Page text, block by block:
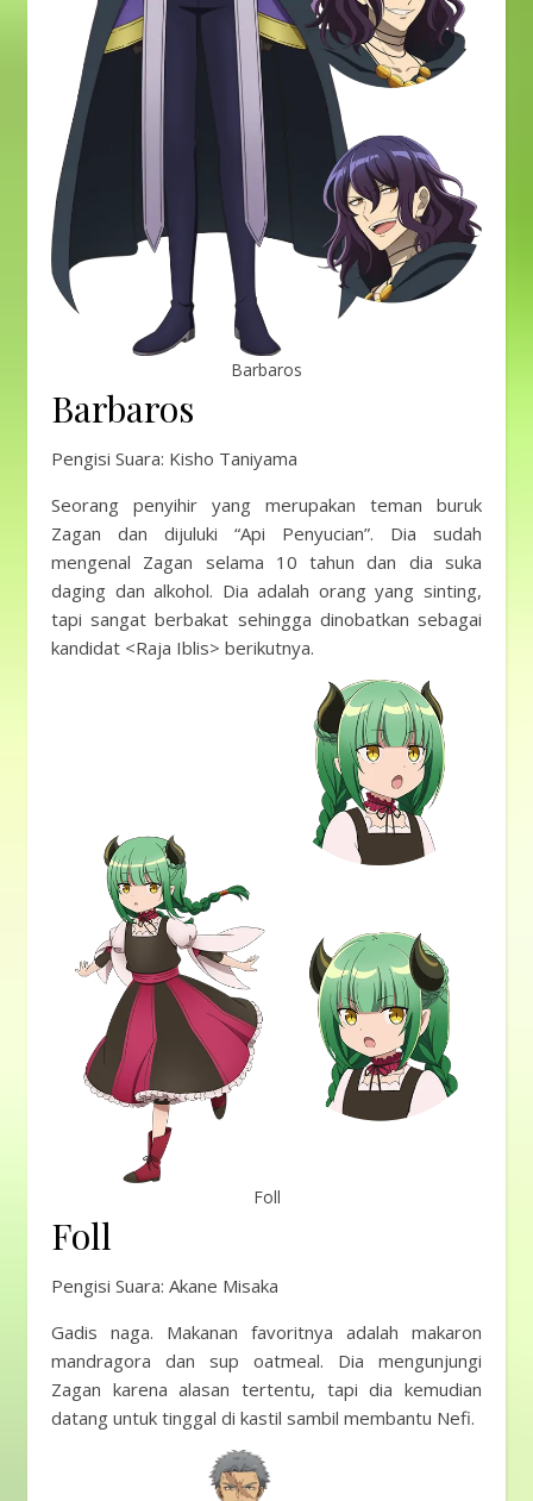
Barbaros
Barbaros
Pengisi Suara: Kisho Taniyama
Seorang penyihir yang merupakan teman buruk
Zagan dan dijuluki “Api Penyucian”. Dia sudah
mengenal Zagan selama 10 tahun dan dia suka
daging dan alkohol. Dia adalah orang yang sinting,
tapi sangat berbakat sehingga dinobatkan sebagai
kandidat <Raja Iblis> berikutnya.
Foll
Foll
Pengisi Suara: Akane Misaka
Gadis naga. Makanan favoritnya adalah makaron
mandragora dan sup oatmeal. Dia mengunjungi
Zagan karena alasan tertentu, tapi dia kemudian
datang untuk tinggal di kastil sambil membantu Nefi.